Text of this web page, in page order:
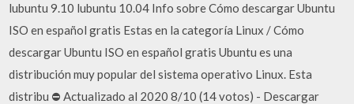
lubuntu 9.10 lubuntu 10.04 Info sobre Cómo descargar Ubuntu
ISO en español gratis Estas en la categoría Linux / Cómo
descargar Ubuntu ISO en español gratis Ubuntu es una
distribución muy popular del sistema operativo Linux. Esta
distribu ⛔ Actualizado al 2020 8/10 (14 votos) - Descargar